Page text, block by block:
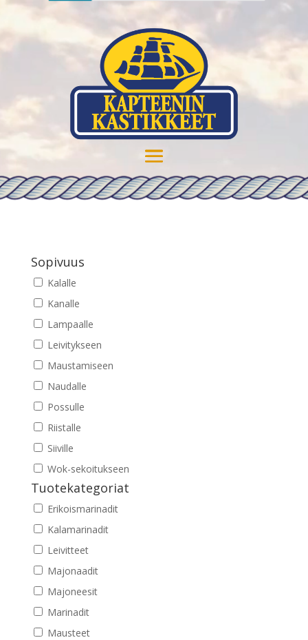
Sopivuus
Kalalle
Kanalle
Lampaalle
Leivitykseen
Maustamiseen
Naudalle
Possulle
Riistalle
Siiville
Wok-sekoitukseen
Tuotekategoriat
Erikoismarinadit
Kalamarinadit
Leivitteet
Majonaadit
Majoneesit
Marinadit
Mausteet